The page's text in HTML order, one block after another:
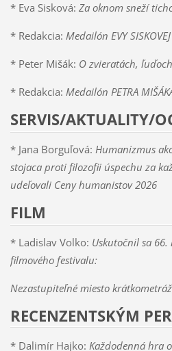
* Eva Sisková: Za oknom sneží
* Redakcia: Medailón EVY SISKOVEJ
* Peter Mišák: O zvieratách,
* Redakcia: Medailón PETRA
SERVIS/AKTUALITY/
* Jana Borguľová: Humanizmus
stojaca proti filozofii úspechu za
udeľovali Ceny humanistov 2026
FILM
* Ladislav Volko: Uskutočnil sa 66.
filmového festivalu:
Nezastupiteľné miesto
RECENZENTSKÝM
* Dalimír Hajko: Každodenná hra